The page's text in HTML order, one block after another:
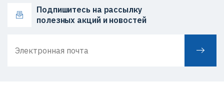
Подпишитесь на рассылку
полезных акций и новостей